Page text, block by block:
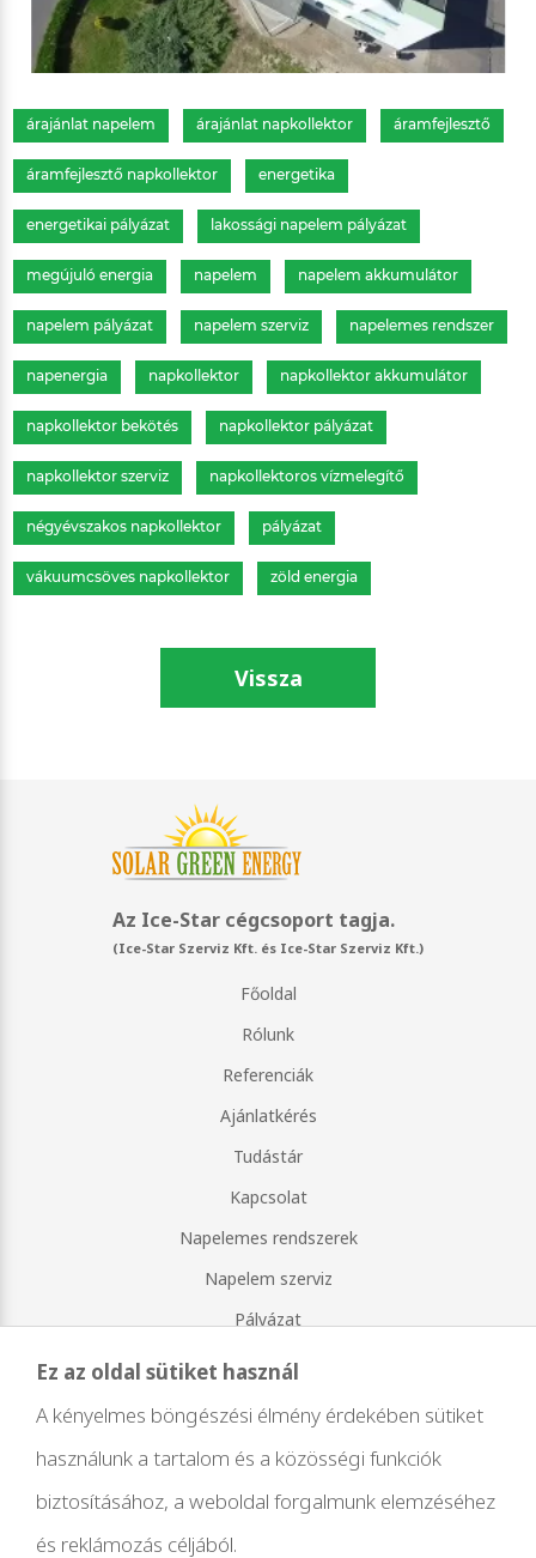
Ez az oldal sütiket használ
A kényelmes böngészési élmény érdekében sütiket
használunk a tartalom és a közösségi funkciók
biztosításához, a weboldal forgalmunk elemzéséhez
és reklámozás céljából.
Ez az oldal sütiket használ
A kényelmes böngészési élmény érdekében sütiket
használunk a tartalom és a közösségi funkciók
biztosításához, a weboldal forgalmunk elemzéséhez
és reklámozás céljából.
árajánlat napelem árajánlat napkollektor áramfejlesztő
áramfejlesztő napkollektor energetika
energetikai pályázat lakossági napelem pályázat
megújuló energia napelem napelem akkumulátor
napelem pályázat napelem szerviz napelemes rendszer
napenergia napkollektor napkollektor akkumulátor
napkollektor bekötés napkollektor pályázat
napkollektor szerviz napkollektoros vízmelegítő
négyévszakos napkollektor pályázat
vákuumcsöves napkollektor zöld energia
Vissza
Az Ice-Star cégcsoport tagja.
(Ice-Star Szerviz Kft. és Ice-Star Szerviz Kft.)
Főoldal
Rólunk
Referenciák
Ajánlatkérés
Tudástár
Kapcsolat
Napelemes rendszerek
Napelem szerviz
Pályázat
ÁSZF